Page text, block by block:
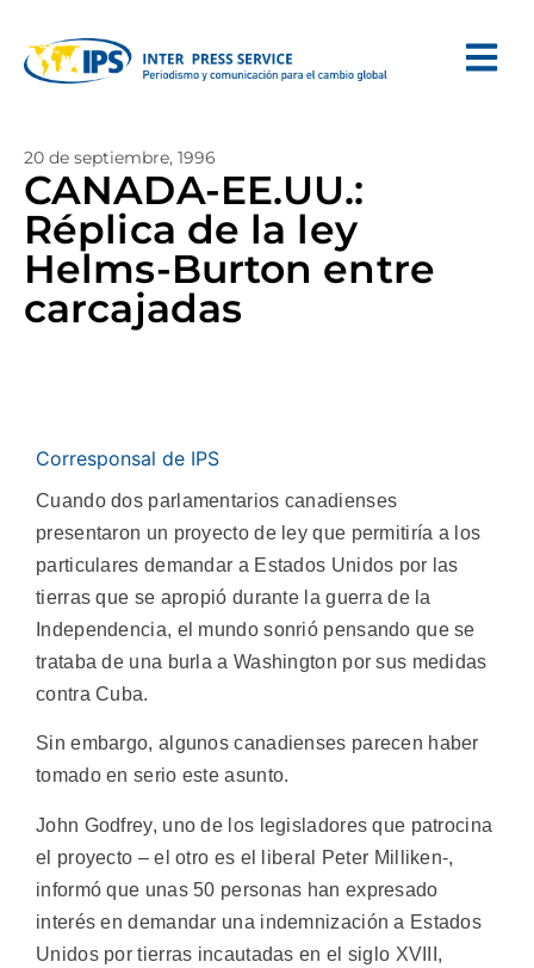
20 de septiembre, 1996
CANADA-EE.UU.:
Réplica de la ley
Helms-Burton entre
carcajadas
Corresponsal de IPS
Cuando dos parlamentarios canadienses
presentaron un proyecto de ley que permitiría a los
particulares demandar a Estados Unidos por las
tierras que se apropió durante la guerra de la
Independencia, el mundo sonrió pensando que se
trataba de una burla a Washington por sus medidas
contra Cuba.
Sin embargo, algunos canadienses parecen haber
tomado en serio este asunto.
John Godfrey, uno de los legisladores que patrocina
el proyecto – el otro es el liberal Peter Milliken-,
informó que unas 50 personas han expresado
interés en demandar una indemnización a Estados
Unidos por tierras incautadas en el siglo XVIII,